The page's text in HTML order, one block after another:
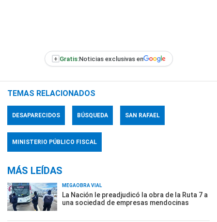
+ Gratis:Noticias exclusivas en
TEMAS RELACIONADOS
DESAPARECIDOS BÚSQUEDA SAN RAFAEL
MINISTERIO PÚBLICO FISCAL
MÁS LEÍDAS
MEGAOBRA VIAL
La Nación le preadjudicó la obra de la Ruta 7 a
una sociedad de empresas mendocinas